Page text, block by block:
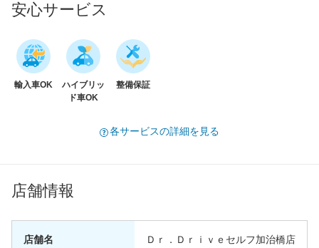
安心サービス
輸入車OK
ハイブリッ
ド車OK
整備保証
各サービスの詳細を見る
店舗情報
店舗名 Ｄｒ．Ｄｒｉｖｅセルフ加治橋店